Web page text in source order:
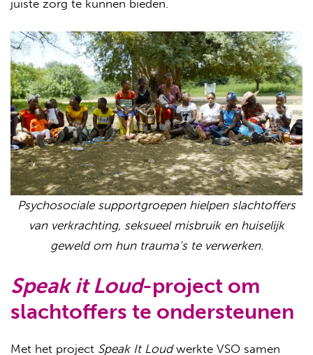
juiste zorg te kunnen bieden.
Psychosociale supportgroepen hielpen slachtoffers
van verkrachting, seksueel misbruik en huiselijk
geweld om hun trauma’s te verwerken.
Speak it Loud-project om
slachtoffers te ondersteunen
Met het project Speak It Loudwerkte VSO samen